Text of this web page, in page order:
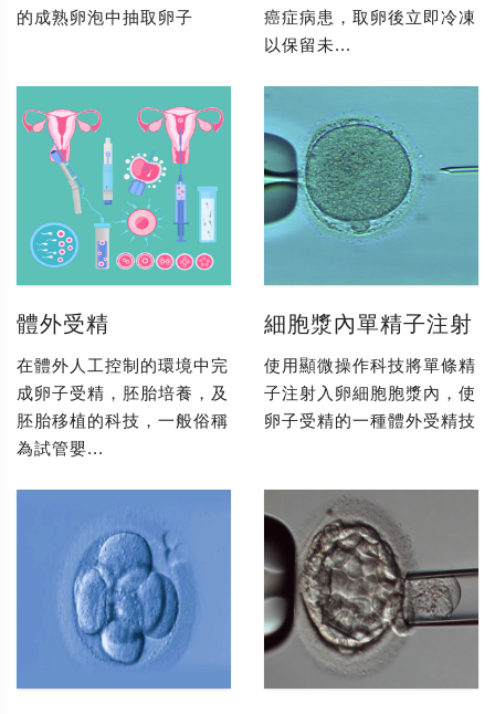
的成熟卵泡中抽取卵子
癌症病患，取卵後立即冷凍
以保留未...
體外受精
在體外人工控制的環境中完
成卵子受精，胚胎培養，及
胚胎移植的科技，一般俗稱
為試管嬰...
細胞漿內單精子注射
使用顯微操作科技將單條精
子注射入卵細胞胞漿內，使
卵子受精的一種體外受精技